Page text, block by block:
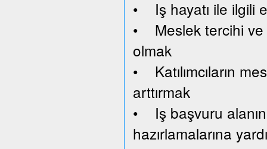
• Iş hayatı ile ilgili
• Meslek tercihi ve
olmak
• Katılımcıların
arttırmak
• Iş başvuru
hazırlamalarına